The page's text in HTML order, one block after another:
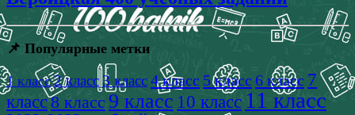
📌 Популярные метки
1 класс 2 класс 3 класс4 класс 5 класс 6 класс 7
класс8 класс 9 класс 10 класс 11 класс